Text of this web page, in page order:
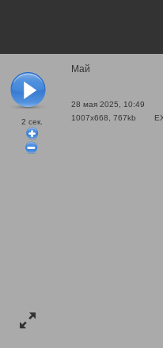
2 сек.
Май
28 мая 2025, 10:49
1007x668, 767kb